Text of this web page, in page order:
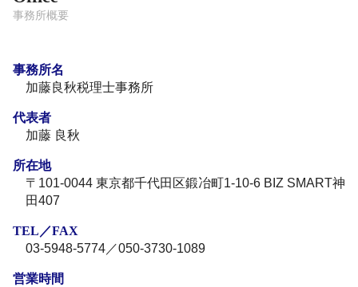
事務所概要
事務所名
加藤良秋税理士事務所
代表者
加藤 良秋
所在地
〒101-0044 東京都千代田区鍛冶町1-10-6 BIZ SMART神
田407
TEL／FAX
03-5948-5774／050-3730-1089
営業時間